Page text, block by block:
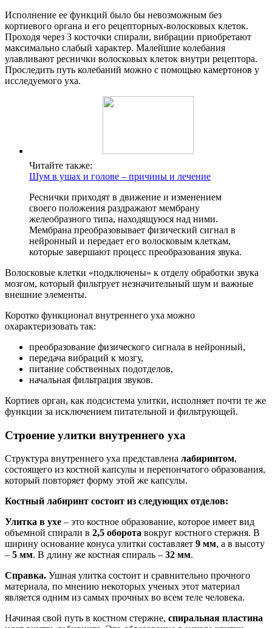
Исполнение ее функций было бы невозможным без
кортиевого органа и его рецепторных-волосковых клеток.
Проходя через 3 косточки спирали, вибрации приобретают
максимально слабый характер. Малейшие колебания
улавливают реснички волосковых клеток внутри рецептора.
Проследить путь колебаний можно с помощью камертонов у
исследуемого уха.
Читайте также:
Шум в ушах и голове – причины и лечение
Реснички приходят в движение и изменением
своего положения раздражают мембрану
желеобразного типа, находящуюся над ними.
Мембрана преобразовывает физический сигнал в
нейронный и передает его волосковым клеткам,
которые завершают процесс преобразования звука.
Волосковые клетки «подключены» к отделу обработки звука
мозгом, который фильтрует незначительный шум и важные
внешние элементы.
Коротко функционал внутреннего уха можно
охарактеризовать так:
преобразование физического сигнала в нейронный,
передача вибраций к мозгу,
питание собственных подотделов,
начальная фильтрация звуков.
Кортиев орган, как подсистема улитки, исполняет почти те же
функции за исключением питательной и фильтрующей.
Строение улитки внутреннего уха
Структура внутреннего уха представлена лабиринтом,
состоящего из костной капсулы и перепончатого образования,
который повторяет форму этой же капсулы.
Костный лабиринт состоит из следующих отделов:
Улитка в ухе – это костное образование, которое имеет вид
объемной спирали в 2,5 оборота вокруг костного стержня. В
ширину основание конуса улитки составляет 9 мм, а в высоту
– 5 мм. В длину же костная спираль – 32 мм.
Справка. Ушная улитка состоит и сравнительно прочного
материала, по мнению некоторых ученых этот материал
является одним из самых прочных во всем теле человека.
Начиная свой путь в костном стержне, спиральная пластина